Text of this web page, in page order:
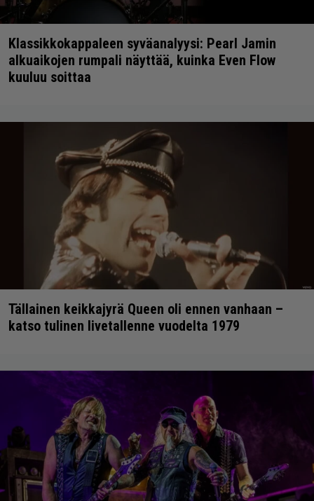
Klassikkokappaleen syväanalyysi: Pearl Jamin
alkuaikojen rumpali näyttää, kuinka Even Flow
kuuluu soittaa
Tällainen keikkajyrä Queen oli ennen vanhaan –
katso tulinen livetallenne vuodelta 1979